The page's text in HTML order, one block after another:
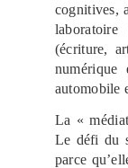
cognitives,
laboratoire
(écriture,
automobile
La «
Le défi du
parce